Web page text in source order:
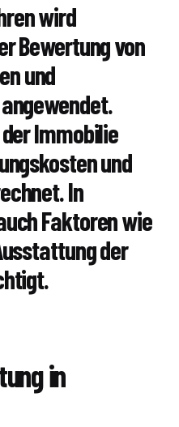
wird
Bewertung von
und
Immobilie
und
In
Faktoren wie
der
in